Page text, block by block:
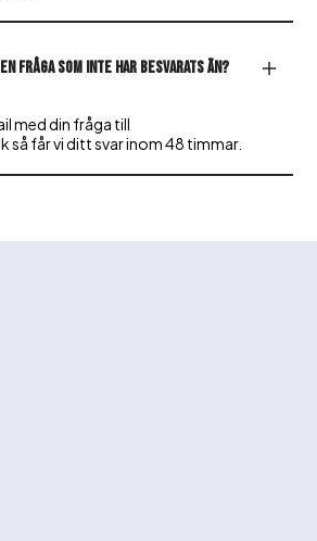
fråga som inte har besvarats än?
med din fråga till
så får vi ditt svar inom 48 timmar.